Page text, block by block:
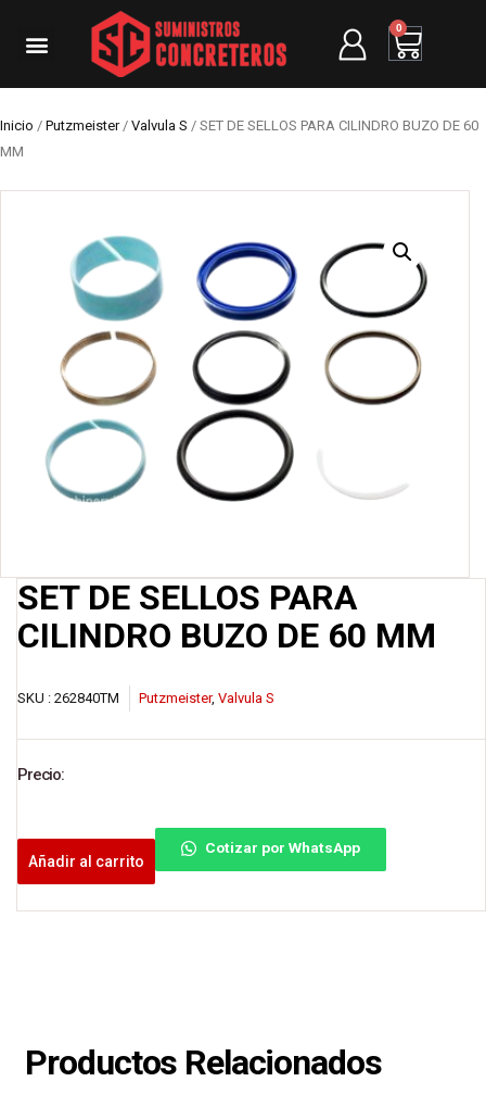
0
Inicio / Putzmeister/ Valvula S / SET DE SELLOS PARA CILINDRO BUZO DE 60
MM
SET DE SELLOS PARA
CILINDRO BUZO DE 60 MM
SKU : 262840TM Putzmeister, Valvula S
Precio:
Añadir al carrito
Cotizar por WhatsApp
Productos Relacionados